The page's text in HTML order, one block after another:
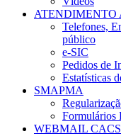
ATENDIMENTO
Telefones,
público
e-SIC
Pedidos de
Estatísticas
SMAPMA
Formulários
WEBMAIL